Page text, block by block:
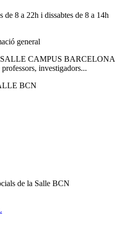
de 8 a 22h i dissabtes de 8 a 14h
general
CAMPUS BARCELONA
investigadors...
BCN
de la Salle BCN